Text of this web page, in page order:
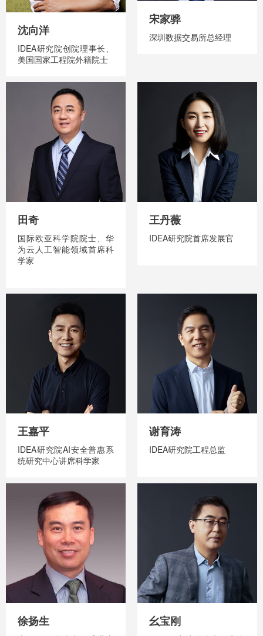
沈向洋
IDEA研究院创院理事长、
美国国家工程院外籍院士
宋家骅
深圳数据交易所总经理
田奇
国际欧亚科学院院士、华
为云人工智能领域首席科
学家
王丹薇
IDEA研究院首席发展官
王嘉平
IDEA研究院AI安全普惠系
统研究中心讲席科学家
谢育涛
IDEA研究院工程总监
徐扬生 幺宝刚